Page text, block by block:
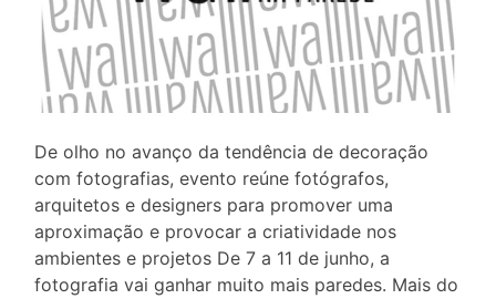
De olho no avanço da tendência de decoração
com fotografias, evento reúne fotógrafos,
arquitetos e designers para promover uma
aproximação e provocar a criatividade nos
ambientes e projetos De 7 a 11 de junho, a
fotografia vai ganhar muito mais paredes. Mais do